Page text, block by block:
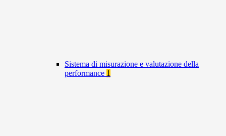
Sistema di misurazione e valutazione della
performance 1